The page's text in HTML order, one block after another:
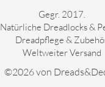
Gegr. 2017.
Natürliche Dreadlocks &
Dreadpflege &
Weltweiter Versand
©2026 von